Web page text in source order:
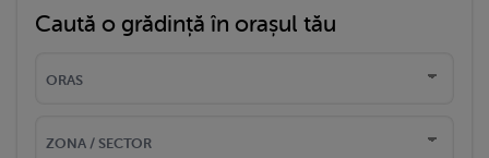
Caută o grădință în orașul tău